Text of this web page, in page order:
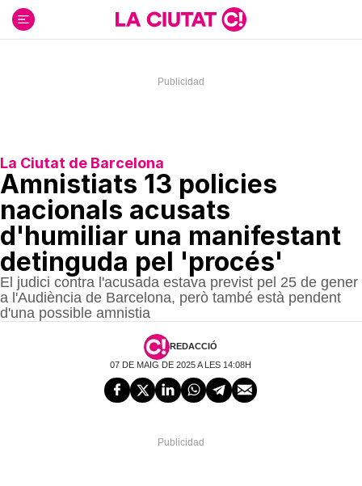
contenido
La Ciutat de Barcelona
Amnistiats 13 policies
nacionals acusats
d'humiliar una manifestant
detinguda pel 'procés'
El judici contra l'acusada estava previst pel 25 de gener
a l'Audiència de Barcelona, però també està pendent
d'una possible amnistia
REDACCIÓ
07 DE MAIG DE 2025 A LES 14:08H